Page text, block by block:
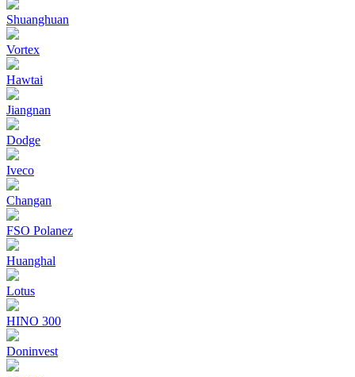
Shuanghuan
Vortex
Hawtai
Jiangnan
Dodge
Iveco
Changan
FSO Polanez
Huanghal
Lotus
HINO 300
Doninvest